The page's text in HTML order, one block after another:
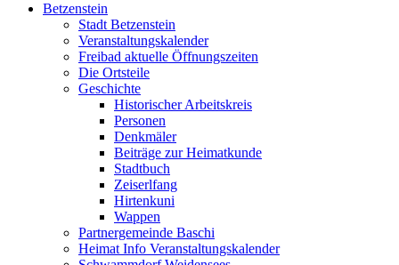
Betzenstein
Stadt Betzenstein
Veranstaltungskalender
Freibad aktuelle Öffnungszeiten
Die Ortsteile
Geschichte
Historischer Arbeitskreis
Personen
Denkmäler
Beiträge zur Heimatkunde
Stadtbuch
Zeiserlfang
Hirtenkuni
Wappen
Partnergemeinde Baschi
Heimat Info Veranstaltungskalender